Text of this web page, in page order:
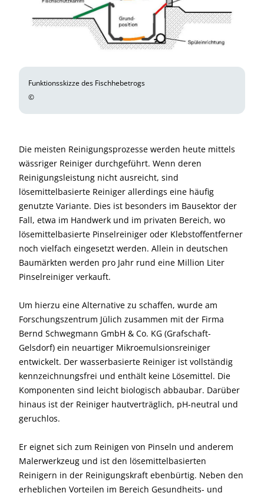
Funktionsskizze des Fischhebetrogs
©
Die meisten Reinigungsprozesse werden heute mittels
wässriger Reiniger durchgeführt. Wenn deren
Reinigungsleistung nicht ausreicht, sind
lösemittelbasierte Reiniger allerdings eine häufig
genutzte Variante. Dies ist besonders im Bausektor der
Fall, etwa im Handwerk und im privaten Bereich, wo
lösemittelbasierte Pinselreiniger oder Klebstoffentferner
noch vielfach eingesetzt werden. Allein in deutschen
Baumärkten werden pro Jahr rund eine Million Liter
Pinselreiniger verkauft.
Um hierzu eine Alternative zu schaffen, wurde am
Forschungs­zentrum Jülich zusammen mit der Firma
Bernd Schwegmann GmbH & Co. KG (Grafschaft-
Gelsdorf) ein neuartiger Mikroemulsionsreiniger
entwickelt. Der wasserbasierte Reiniger ist vollständig
kennzeichnungsfrei und enthält keine Lösemittel. Die
Komponenten sind leicht biologisch abbaubar. Darüber
hinaus ist der Reiniger hautverträglich, pH-neutral und
geruchlos.
Er eignet sich zum Reinigen von Pinseln und anderem
Malerwerkzeug und ist den lösemittelbasierten
Reinigern in der Reinigungskraft ebenbürtig. Neben den
erheblichen Vorteilen im Bereich Gesundheits- und